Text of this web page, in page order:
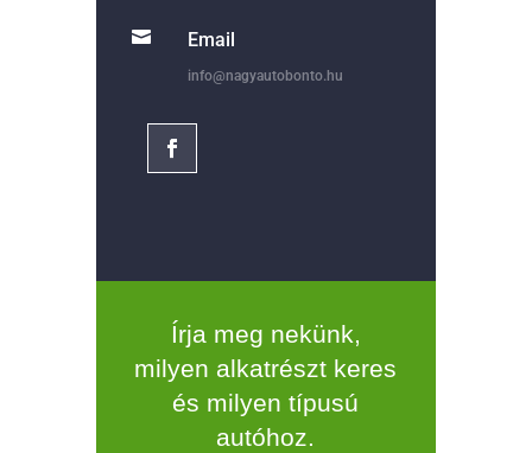
 Email
info@nagyautobonto.hu
Írja meg nekünk,
milyen alkatrészt keres
és milyen típusú
autóhoz.